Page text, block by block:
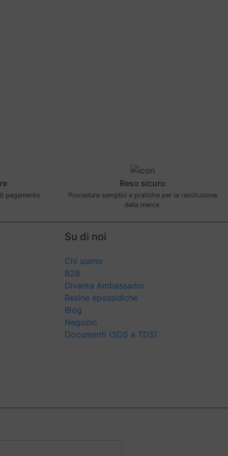
pagamento
Reso sicuro
Procedure semplici e pratiche per la restituzione
della merce.
Su di noi
Chi siamo
B2B
Diventa Ambassador
Resine epossidiche
Blog
Negozio
Documenti (SDS e TDS)